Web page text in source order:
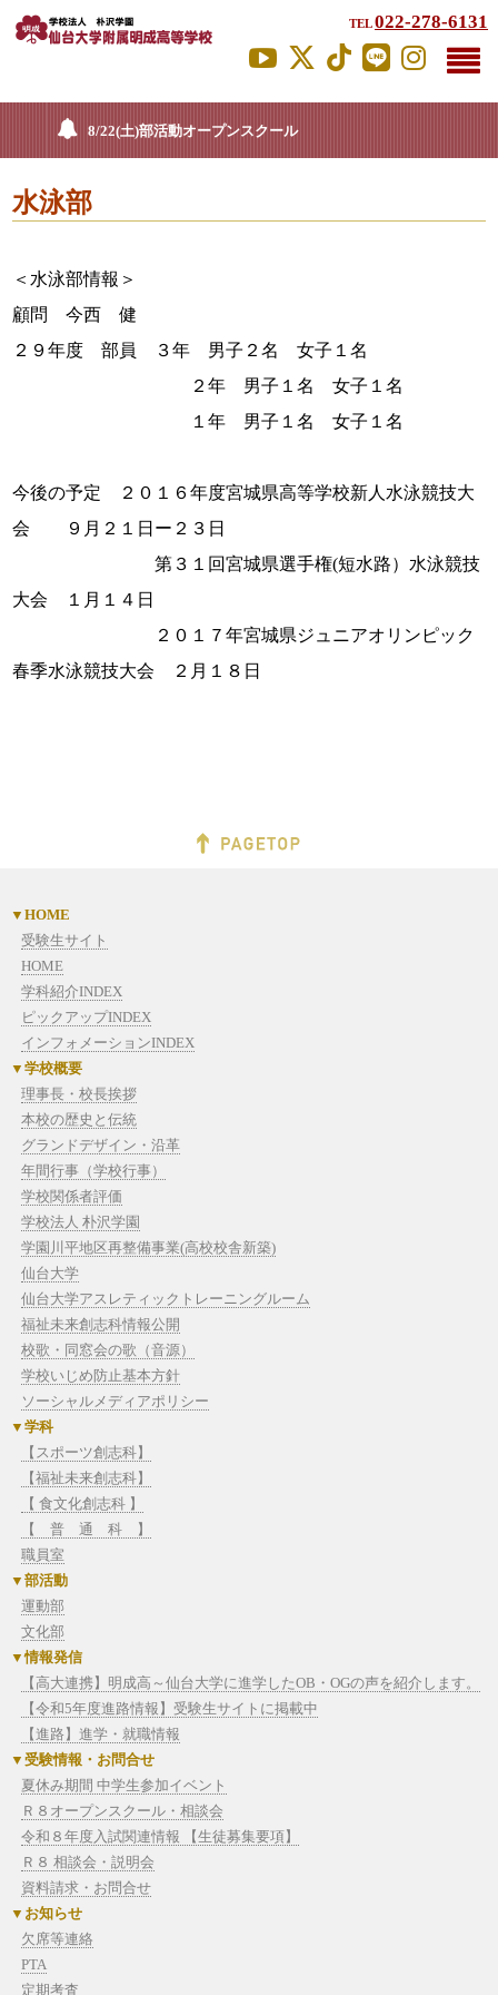
TEL022-278-6131
8/22(土)部活動オープンスクール
水泳部
＜水泳部情報＞
顧問 今西 健
２９年度 部員 ３年 男子２名 女子１名
２年 男子１名 女子１名
１年 男子１名 女子１名
今後の予定 ２０１６年度宮城県高等学校新人水泳競技大
会 ９月２１日ー２３日
第３１回宮城県選手権(短水路）水泳競技
大会 １月１４日
２０１７年宮城県ジュニアオリンピック
春季水泳競技大会 ２月１８日
HOME
受験生サイト
HOME
学科紹介INDEX
ピックアップINDEX
インフォメーションINDEX
学校概要
理事長・校長挨拶
本校の歴史と伝統
グランドデザイン・沿革
年間行事（学校行事）
学校関係者評価
学校法人 朴沢学園
学園川平地区再整備事業(高校校舎新築)
仙台大学
仙台大学アスレティックトレーニングルーム
福祉未来創志科情報公開
校歌・同窓会の歌（音源）
学校いじめ防止基本方針
ソーシャルメディアポリシー
学科
【スポーツ創志科】
【福祉未来創志科】
【 食文化創志科 】
【 普 通 科 】
職員室
部活動
運動部
文化部
情報発信
【高大連携】明成高～仙台大学に進学したOB・OGの声を紹介します。
【令和5年度進路情報】受験生サイトに掲載中
【進路】進学・就職情報
受験情報・お問合せ
夏休み期間 中学生参加イベント
Ｒ８オープンスクール・相談会
令和８年度入試関連情報 【生徒募集要項】
Ｒ８ 相談会・説明会
資料請求・お問合せ
お知らせ
欠席等連絡
PTA
定期考査